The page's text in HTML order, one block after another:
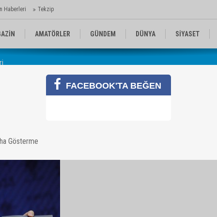
Haberleri Tekzip
AMATÖRLER GÜNDEM DÜNYA SİYASET
KOMİKLER
FACEBOOK'TA BEĞEN
Gösterme